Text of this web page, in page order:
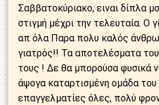
Σαββατοκύριακο, ειναι δίπλα
στιγμή μέχρι την τελευταία. Ο
απ όλα Παρα πολυ καλός
γιατρός!! Τα αποτελέσματα
τους ! Δε θα μπορούσα φυσικά
άψογα καταρτισμένη ομάδα
επαγγελματίες όλες, πολύ